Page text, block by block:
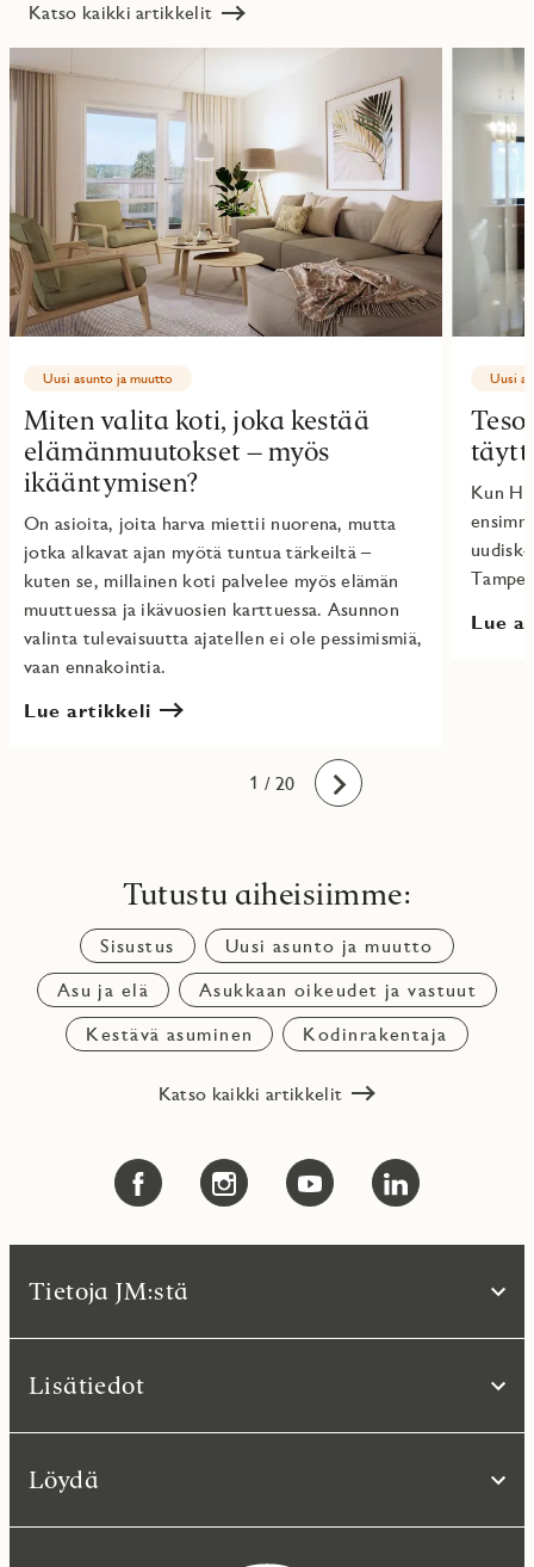
Katso kaikki artikkelit
Uusi asunto ja muutto
Miten valita koti, joka kestää
elämänmuutokset – myös
ikääntymisen?
On asioita, joita harva miettii nuorena, mutta
jotka alkavat ajan myötä tuntua tärkeiltä –
kuten se, millainen koti palvelee myös elämän
muuttuessa ja ikävuosien karttuessa. Asunnon
valinta tulevaisuutta ajatellen ei ole pessimismiä,
vaan ennakointia.
Lue artikkeli
Uusi
Kun
Lue
1
2
3
4
5
6
7
8
9
10
11
12
13
14
15
16
17
18
19
20 / 20 Eteenpäin
Tutustu aiheisiimme:
Sisustus
Uusi asunto ja muutto
Asu ja elä
Asukkaan oikeudet ja vastuut
Kestävä asuminen
Kodinrakentaja
Katso kaikki artikkelit
Tietoja JM:stä
Lisätiedot
Löydä